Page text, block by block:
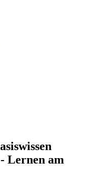
Lernen am